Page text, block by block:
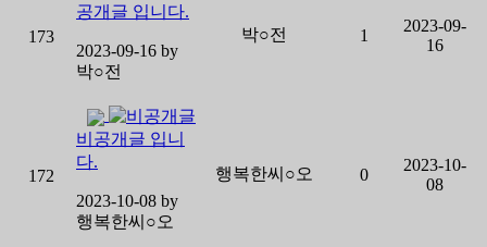
173
공개글 입니다.
2023-09-16 by
박○전
박○전 1
2023-09-
16
172
비공개글 입니
다.
2023-10-08 by
행복한씨○오
행복한씨○오 0
2023-10-
08